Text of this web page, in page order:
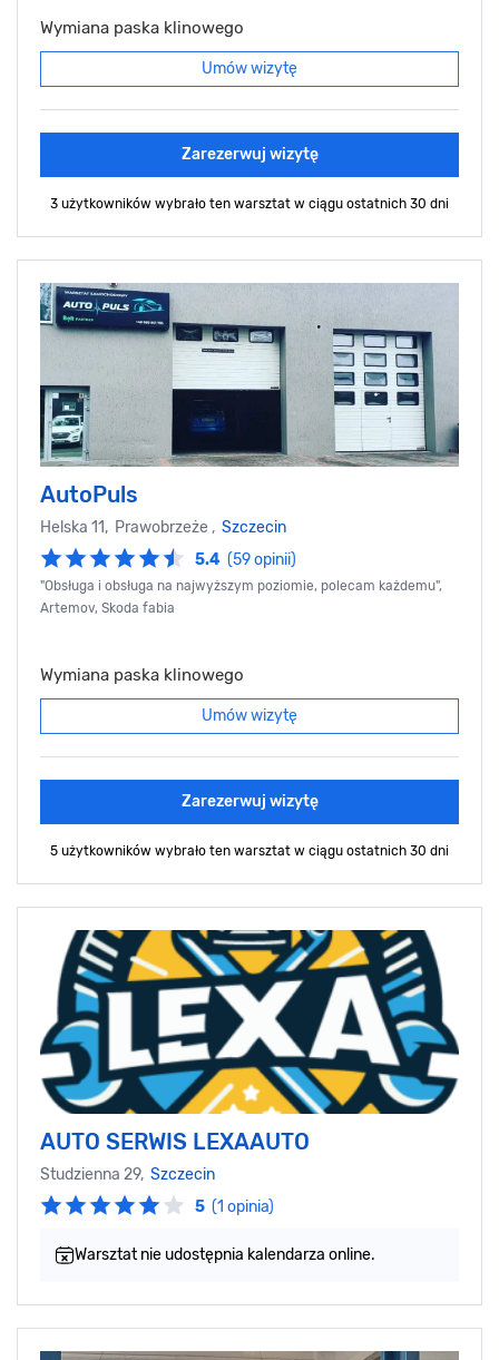
Wymiana paska klinowego
Umów wizytę
Zarezerwuj wizytę
3 użytkowników wybrało ten warsztat w ciągu ostatnich 30 dni
AutoPuls
Helska 11, Prawobrzeże , Szczecin
5.4 (59 opinii)
"Obsługa i obsługa na najwyższym poziomie, polecam każdemu",
Artemov, Skoda fabia
Wymiana paska klinowego
Umów wizytę
Zarezerwuj wizytę
5 użytkowników wybrało ten warsztat w ciągu ostatnich 30 dni
AUTO SERWIS LEXAAUTO
Studzienna 29, Szczecin
5 (1 opinia)
Warsztat nie udostępnia kalendarza online.